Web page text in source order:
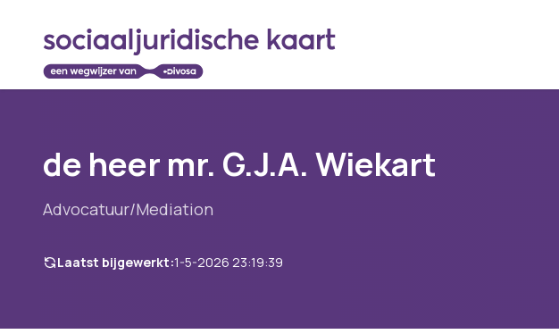
de heer mr. G.J.A. Wiekart
Advocatuur/Mediation
Laatst bijgewerkt:1-5-2026 23:19:39